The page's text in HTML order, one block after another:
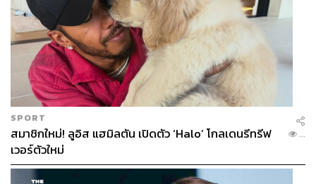
ชั้นดินนี้มีความสำคัญต่องานโบราณคดีมาก เพราะสีดินและ
เนื้อดินที่มีความแตกต่างกันย่อมบ่งบอกว่าเกิดขึ้นในช่วงเวลา
และสิ่งแวดล้อมที่แตกต่างกัน ตัวอย่างเช่นดินที่มีสีดำมาก
แสดงว่ามีอินทรียวัตถุเป็นจำนวนมาก และอากาศชุ่มชื้น ซึ่ง
จะตรงข้ามกับดินที่มีสีอ่อนที่บ่งบอกว่าอากาศแห้งแล้ง
มากกว่า หรือดินที่มีทรายปะปนในปริมาณมาก ก็แสดงว่า
อาจมีน้ำพัดพาตะกอนทรายมาจากภูเขา อาจมีน้ำท่วม
เป็นต้น ความแตกต่างของดินนี้เองที่ใช้เป็นหนึ่งในเกณฑ์
สำคัญของการจัดกลุ่มของหลักฐานทางโบราณคดี
SPORT
สมาชิกใหม่! ลูอิส แฮมิลตัน เปิดตัว ‘Halo’ โกลเดนรีทรีฟ
เวอร์ตัวใหม่
...